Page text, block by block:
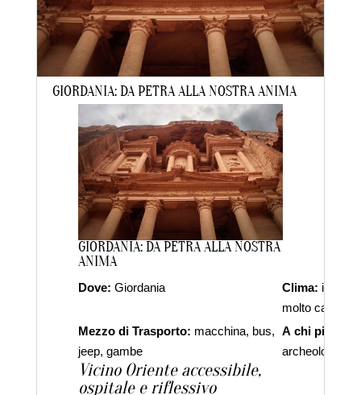
GIORDANIA: DA PETRA ALLA NOSTRA ANIMA
Dic 8, 2020 IN EVIDENZA , TRAVEL
GIORDANIA: DA PETRA ALLA NOSTRA
ANIMA
Dove: Giordania Clima:
molto calde
Mezzo di Trasporto: macchina, bus,
jeep, gambe
A chi piace:
archeologia,
Vicino Oriente accessibile,
ospitale e riflessivo